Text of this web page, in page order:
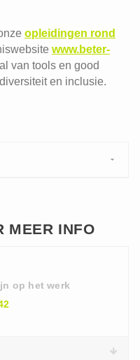
opleidingen rond
www.beter-
van tools en good
en inclusie.
MEER INFO
op het werk